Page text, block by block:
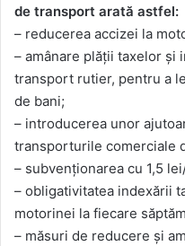
de transport arată astfel:
– reducerea accizei la
– amânare plății taxelor și
transport rutier, pentru a
de bani;
– introducerea unor
transporturile comerciale
– subvenționarea cu 1,5
– obligativitatea indexării
motorinei la fiecare
– măsuri de reducere și